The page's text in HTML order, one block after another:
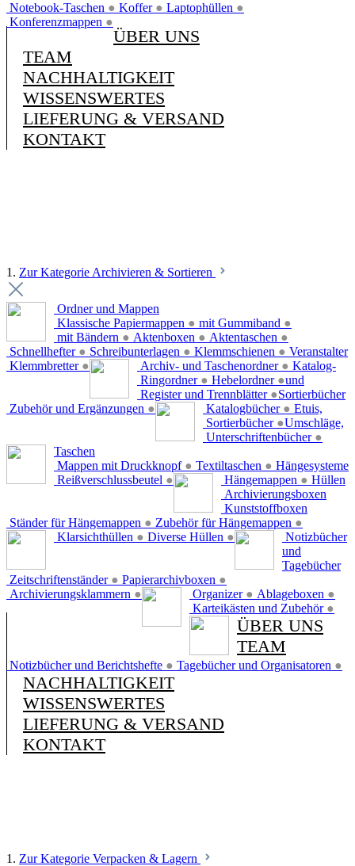
Notebook-Taschen ● Koffer ● Laptophüllen ●
Konferenzmappen ●
ÜBER UNS
TEAM
NACHHALTIGKEIT
WISSENSWERTES
LIEFERUNG & VERSAND
KONTAKT
1. Zur Kategorie Archivieren & Sortieren
Ordner und Mappen
Klassische Papiermappen ● mit Gummiband ●
mit Bändern ● Aktenboxen ● Aktentaschen ●
Schnellhefter ● Schreibunterlagen ● Klemmschienen ●
Klemmbretter ●
Veranstalter
Archiv- und Taschenordner ●
Ringordner ● Hebelordner ●
Register und Trennblätter ●
Zubehör und Ergänzungen ●
Katalog-
und
Sortierbücher
Katalogbücher ●
Sortierbücher ●
Unterschriftenbücher ●
Etuis,
Umschläge,
Taschen
Mappen mit Druckknopf ● Textiltaschen ●
Reißverschlussbeutel ●
Hängesysteme
Hängemappen ●
Ständer für Hängemappen ● Zubehör für Hängemappen ●
Hüllen
Klarsichthüllen ● Diverse Hüllen ●
Archivierungsboxen
Zeitschriftenständer ● Papierarchivboxen ●
Archivierungsklammern ●
Kunststoffboxen
Organizer ● Ablageboxen ●
Karteikästen und Zubehör ●
Notizbücher
und
Tagebücher
Notizbücher und Berichtshefte ● Tagebücher und Organisatoren ●
ÜBER UNS
TEAM
NACHHALTIGKEIT
WISSENSWERTES
LIEFERUNG & VERSAND
KONTAKT
1. Zur Kategorie Verpacken & Lagern